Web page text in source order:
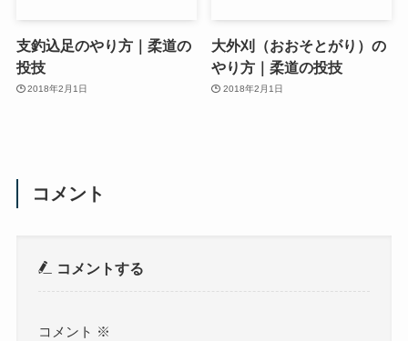
支釣込足のやり方｜柔道の
投技
2018年2月1日
大外刈（おおそとがり）の
やり方｜柔道の投技
2018年2月1日
コメント
コメントする
コメント ※